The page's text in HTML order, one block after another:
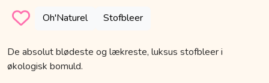
Oh'Naturel Stofbleer
De absolut blødeste og lækreste, luksus stofbleer i
økologisk bomuld.